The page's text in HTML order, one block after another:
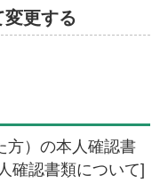
更する
方）の本人確認書
確認書類について]